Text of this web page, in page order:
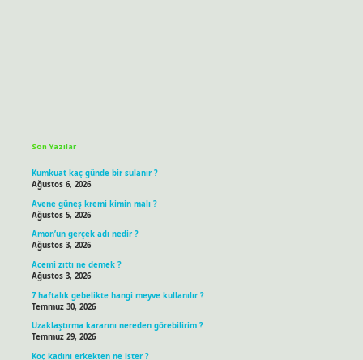
Son Yazılar
Kumkuat kaç günde bir sulanır ?
Ağustos 6, 2026
Avene güneş kremi kimin malı ?
Ağustos 5, 2026
Amon’un gerçek adı nedir ?
Ağustos 3, 2026
Acemi zıttı ne demek ?
Ağustos 3, 2026
7 haftalık gebelikte hangi meyve kullanılır ?
Temmuz 30, 2026
Uzaklaştırma kararını nereden görebilirim ?
Temmuz 29, 2026
Koç kadını erkekten ne ister ?